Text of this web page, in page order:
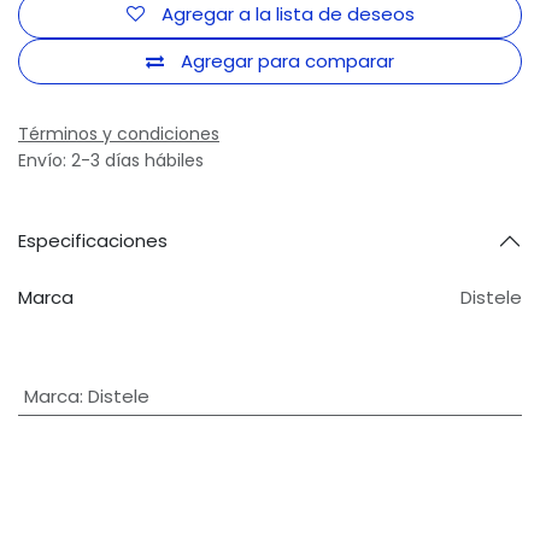
Agregar para comparar
Agregar a la lista de deseos
Términos y condiciones
Envío: 2-3 días hábiles
Especificaciones
Marca Distele
Marca: Distele